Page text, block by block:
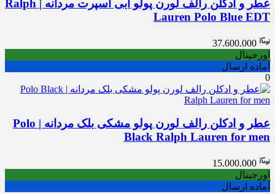
عطر و ادکلن رالف لورن پولو آبی اسپرت مردانه | Ralph
Lauren Polo Blue EDT
37.600.000
اورجینال
آماده ارسال
0
عطر و ادکلن رالف لورن پولو مشکی بلک مردانه | Polo
Black Ralph Lauren for men
15.000.000
اورجینال
آماده ارسال